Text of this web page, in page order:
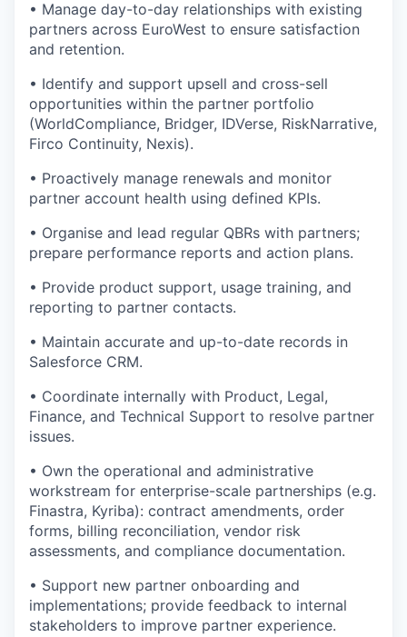
• Manage day-to-day relationships with existing
partners across EuroWest to ensure satisfaction
and retention.
• Identify and support upsell and cross-sell
opportunities within the partner portfolio
(WorldCompliance, Bridger, IDVerse, RiskNarrative,
Firco Continuity, Nexis).
• Proactively manage renewals and monitor
partner account health using defined KPIs.
• Organise and lead regular QBRs with partners;
prepare performance reports and action plans.
• Provide product support, usage training, and
reporting to partner contacts.
• Maintain accurate and up-to-date records in
Salesforce CRM.
• Coordinate internally with Product, Legal,
Finance, and Technical Support to resolve partner
issues.
• Own the operational and administrative
workstream for enterprise-scale partnerships (e.g.
Finastra, Kyriba): contract amendments, order
forms, billing reconciliation, vendor risk
assessments, and compliance documentation.
• Support new partner onboarding and
implementations; provide feedback to internal
stakeholders to improve partner experience.